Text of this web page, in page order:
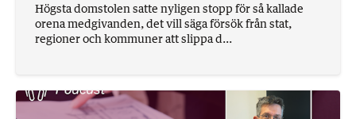
Högsta domstolen satte nyligen stopp för så kallade
orena medgivanden, det vill säga försök från stat,
regioner och kommuner att slippa d...